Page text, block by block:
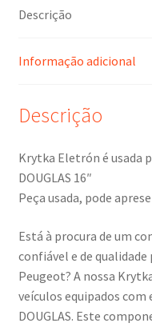
Citroën
542109
Descrição
Informação adicional
Descrição
Krytka Eletrón é usada
DOUGLAS 16″
Peça usada, pode
Está à procura de um
confiável e de
Peugeot? A nossa
veículos equipados com
DOUGLAS. Este